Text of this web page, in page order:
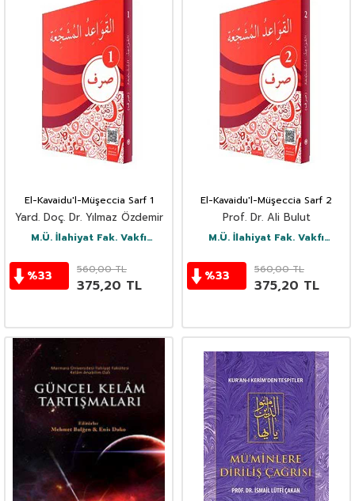
El-Kavaidu'l-Müşeccia Sarf 1
Yard. Doç. Dr. Yılmaz Özdemir
M.Ü. İlahiyat Fak. Vakfı
%33 560,00TL
375,20 TL
El-Kavaidu'l-Müşeccia Sarf 2
Prof. Dr. Ali Bulut
M.Ü. İlahiyat Fak. Vakfı
%33 560,00TL
375,20 TL